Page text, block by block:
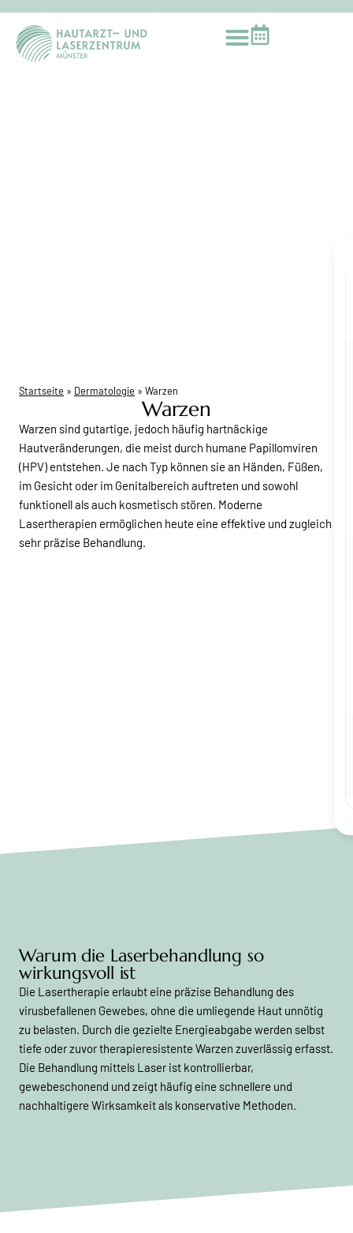
Startseite » Dermatologie » Warzen
Warzen
Warzen sind gutartige, jedoch häufig hartnäckige
Hautveränderungen, die meist durch humane Papillomviren
(HPV) entstehen. Je nach Typ können sie an Händen, Füßen,
im Gesicht oder im Genitalbereich auftreten und sowohl
funktionell als auch kosmetisch stören. Moderne
Lasertherapien ermöglichen heute eine effektive und zugleich
sehr präzise Behandlung.
Warum die Laserbehandlung so
wirkungsvoll ist
Die Lasertherapie erlaubt eine präzise Behandlung des
virusbefallenen Gewebes, ohne die umliegende Haut unnötig
zu belasten. Durch die gezielte Energieabgabe werden selbst
tiefe oder zuvor therapieresistente Warzen zuverlässig erfasst.
Die Behandlung mittels Laser ist kontrollierbar,
gewebeschonend und zeigt häufig eine schnellere und
nachhaltigere Wirksamkeit als konservative Methoden.